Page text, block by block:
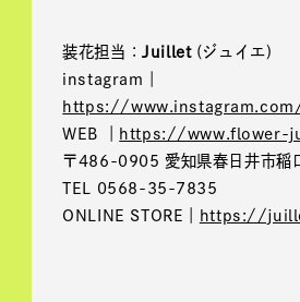
装花担当：Juillet(ジュイエ)
instagram｜
https://
WEB ｜
https://www.flower-
〒486-0905 愛知県春日井市稲
TEL 0568-35-7835
ONLINE STORE｜
https://